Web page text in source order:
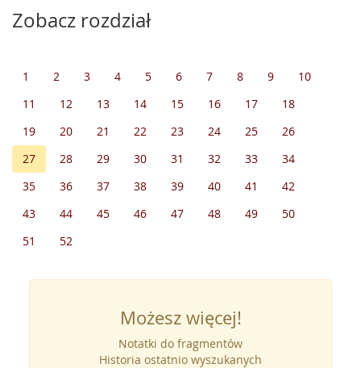
Zobacz rozdział
1 2 3 4 5 6 7 8 9
10
11
12 13 14 15 16 17
18
19
20 21 22 23 24 25
26
27
28 29 30 31 32 33
34
35
36 37 38 39 40 41
42
43
44 45 46 47 48 49
50
51
52
Możesz więcej!
Notatki do fragmentów
Historia ostatnio wyszukanych